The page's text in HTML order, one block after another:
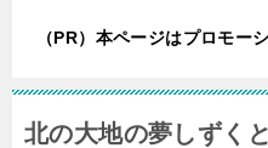
（PR）本ページはプロモー
北の大地の夢しずく